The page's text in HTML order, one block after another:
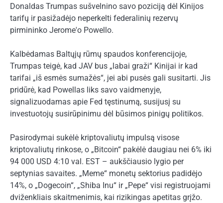
Donaldas Trumpas sušvelnino savo poziciją dėl Kinijos
tarifų ir pasižadėjo neperkelti federalinių rezervų
pirmininko Jerome'o Powello.
Kalbėdamas Baltųjų rūmų spaudos konferencijoje,
Trumpas teigė, kad JAV bus „labai graži“ Kinijai ir kad
tarifai „iš esmės sumažės“, jei abi pusės gali susitarti. Jis
pridūrė, kad Powellas liks savo vaidmenyje,
signalizuodamas apie Fed tęstinumą, susijusį su
investuotojų susirūpinimu dėl būsimos pinigų politikos.
Pasirodymai sukėlė kriptovaliutų impulsą visose
kriptovaliutų rinkose, o „Bitcoin“ pakėlė daugiau nei 6% iki
94 000 USD 4:10 val. EST – aukščiausio lygio per
septynias savaites. „Meme“ monetų sektorius padidėjo
14%, o „Dogecoin“, „Shiba Inu“ ir „Pepe“ visi registruojami
dviženkliais skaitmenimis, kai rizikingas apetitas grįžo.